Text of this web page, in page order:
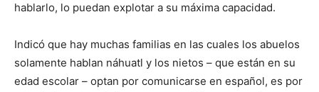
hablarlo, lo puedan explotar a su máxima capacidad.
Indicó que hay muchas familias en las cuales los abuelos
solamente hablan náhuatl y los nietos – que están en su
edad escolar – optan por comunicarse en español, es por